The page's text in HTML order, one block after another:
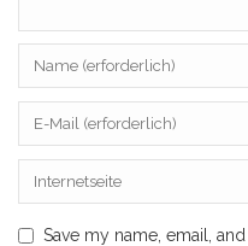
Save my name, email,